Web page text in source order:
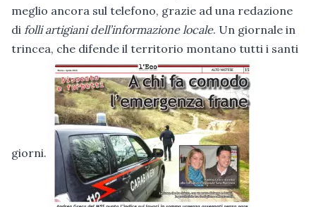
meglio ancora sul telefono, grazie ad una redazione
di folli artigiani dell’informazione locale. Un giornale in
trincea, che difende il territorio montano tutti i santi
giorni.